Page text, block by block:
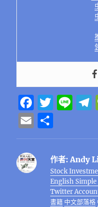
F
a
c
b
T
it
r
Li
e
E
m
ai
l
享
作者:Andy
Stock
English Simple
Twitter
書籍 中文部落格